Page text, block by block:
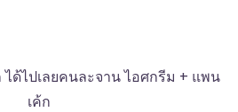
ด้ไปเลยคนละจาน ไอศกรีม + แพน
เค้ก